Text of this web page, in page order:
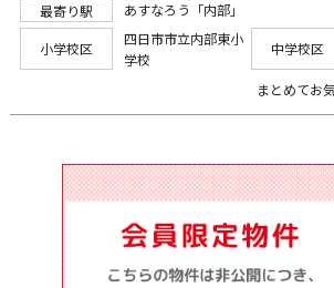
最寄り駅
あすなろう「内部」
小学校区
四日市市立内部東小
学校
中学校区
まとめてお